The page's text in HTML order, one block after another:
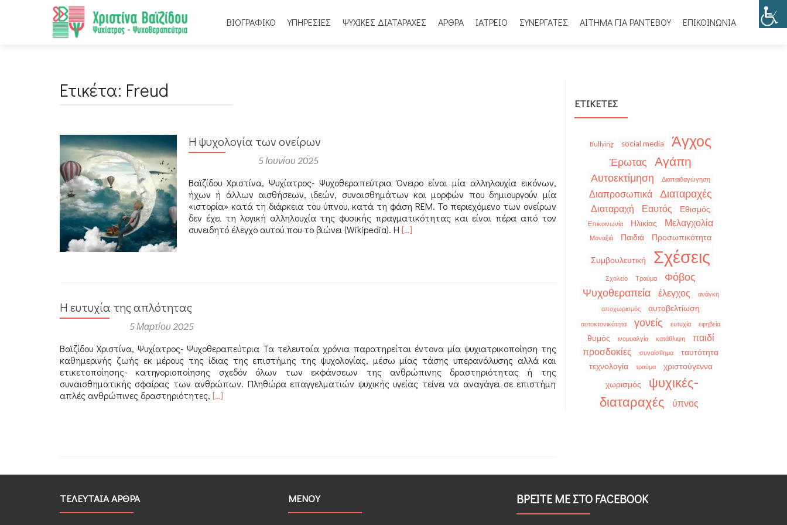
ΒΙΟΓΡΑΦΙΚΟ ΥΠΗΡΕΣΙΕΣ ΨΥΧΙΚΕΣ ΔΙΑΤΑΡΑΧΕΣ ΑΡΘΡΑ ΙΑΤΡΕΙΟ ΣΥΝΕΡΓΑΤΕΣ ΑΙΤΗΜΑ ΓΙΑ ΡΑΝΤΕΒΟΥ ΕΠΙΚΟΙΝΩΝΙΑ
Ετικέτα: Freud
Η ψυχολογία των ονείρων
5 Ιουνίου 2025
Βαϊζίδου Χριστίνα, Ψυχίατρος- Ψυχοθεραπεύτρια Όνειρο είναι μία αλληλουχία εικόνων,
ήχων ή άλλων αισθήσεων, ιδεών, συναισθημάτων και μορφών που δημιουργούν μία
«ιστορία» κατά τη διάρκεια του ύπνου, κατά τη φάση REM. Το περιεχόμενο των ονείρων
δεν έχει τη λογική αλληλουχία της φυσικής πραγματικότητας και είναι πέρα από τον
συνειδητό έλεγχο αυτού που το βιώνει (Wikipedia). Η Διαβάστε
[…]
Η ευτυχία της απλότητας
5 Μαρτίου 2025
Βαϊζίδου Χριστίνα, Ψυχίατρος- Ψυχοθεραπεύτρια Τα τελευταία χρόνια παρατηρείται έντονα μία ψυχιατρικοποίηση της
καθημερινής ζωής εκ μέρους της ίδιας της επιστήμης της ψυχολογίας, μέσω μίας τάσης υπερανάλυσης αλλά και
ετικετοποίησης- κατηγοριοποίησης σχεδόν όλων των εκφάνσεων της ανθρώπινης δραστηριότητας ή της
συναισθηματικής σφαίρας των ανθρώπων. Πληθώρα επαγγελματιών ψυχικής υγείας τείνει να αναγάγει σε επιστήμη
απλές ανθρώπινες δραστηριότητες, Διαβάστε
[…]
ΕΤΙΚΈΤΕΣ
Bullying social media Άγχος
Έρωτας Αγάπη
Αυτοεκτίμηση Διαπαιδαγώγηση
Διαπροσωπικά Διαταραχές
Διαταραχή Εαυτός Εθισμός
Επικοινωνία Ηλικίας Μελαγχολία
Μοναξιά Παιδιά Προσωπικότητα
Συμβουλευτική Σχέσεις
Σχολείο Τραύμα
Φόβος
Ψυχοθεραπεία
έλεγχος
ανάγκη
αποχωρισμός
αυτοβελτίωση
αυτοκτονικότητα γονείς ευτυχία εφηβεία
θυμός ινομυαλγία κατάθλιψη
παιδί
προσδοκίες
συναίσθημα
ταυτότητα
τεχνολογία
τραύμα
χριστούγεννα
χωρισμός
ψυχικές-
διαταραχές
ύπνος
ΤΕΛΕΥΤΑΙΑ ΑΡΘΡΑ ΜΕΝΟΥ ΒΡΕΙΤΕ ΜΕ ΣΤΟ FACEBOOK